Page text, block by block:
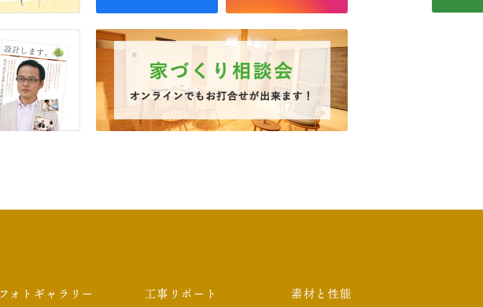
フォトギャラリー 工事リポート 素材と性能